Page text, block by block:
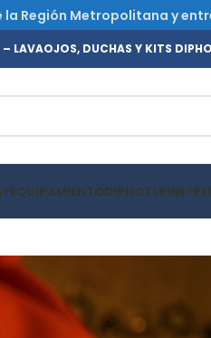
LAVAOJOS, DUCHAS Y KITS
EQUIPAMIENTODIPHOTERINE®
la Región Metropolitana y